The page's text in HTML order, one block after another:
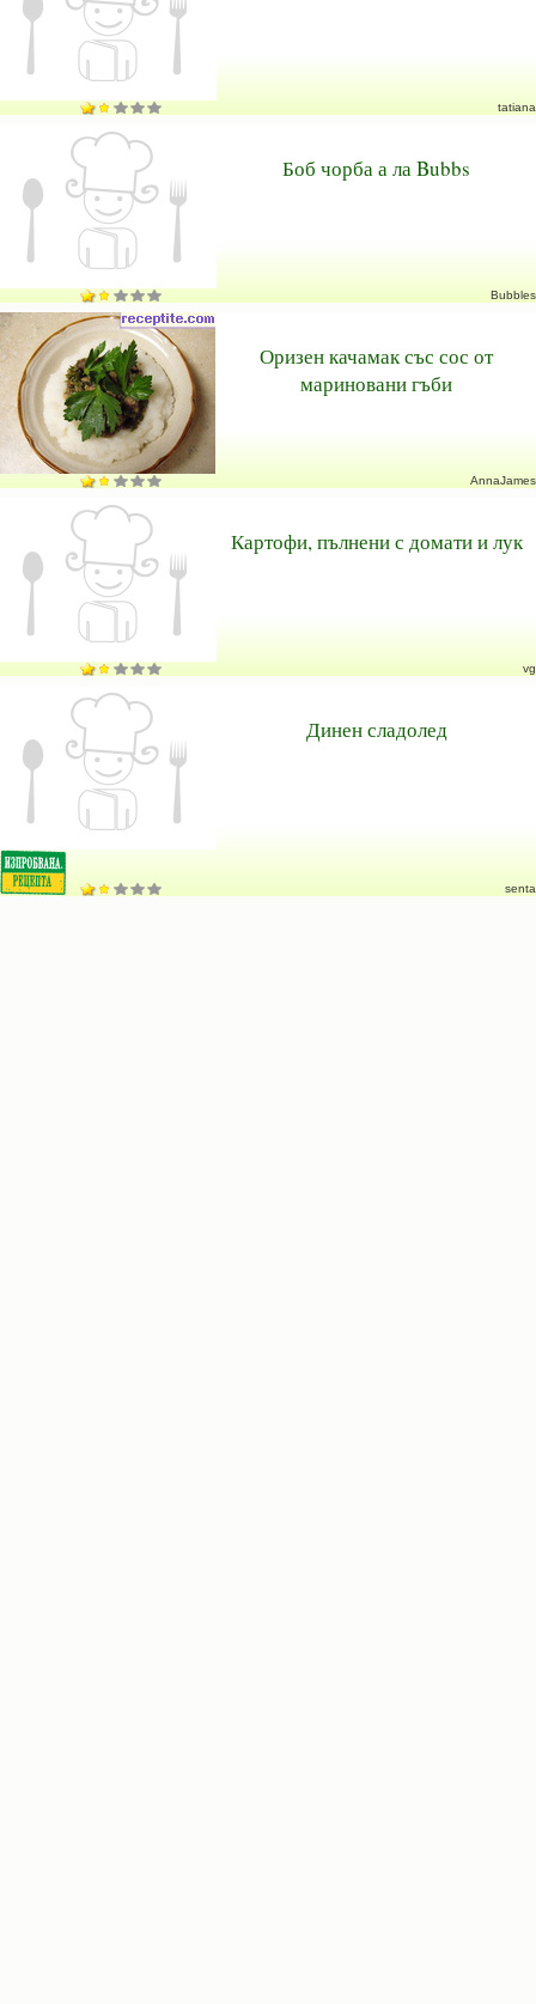
tatiana
Боб чорба а ла Bubbs
Bubbles
Оризен качамак със сос от
мариновани гъби
AnnaJames
Картофи, пълнени с домати и лук
vg
Динен сладолед
senta